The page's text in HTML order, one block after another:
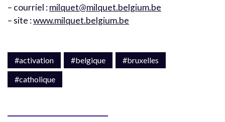
– courriel :milquet@milquet.belgium.be
– site :www.milquet.belgium.be
#activation #belgique
#bruxelles
#catholique